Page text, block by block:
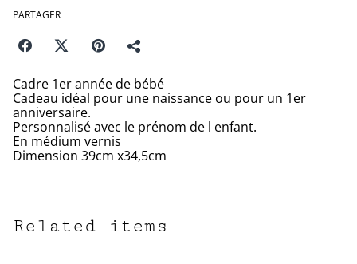
PARTAGER
Cadre 1er année de bébé
Cadeau idéal pour une naissance ou pour un 1er
anniversaire.
Personnalisé avec le prénom de l enfant.
En médium vernis
Dimension 39cm x34,5cm
Related items